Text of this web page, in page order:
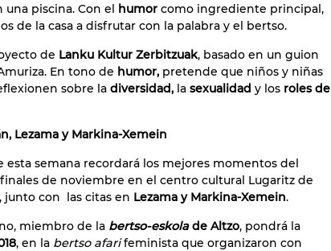
piscina. Con el humor como ingrediente principal,
de la casa a disfrutar con la palabra y el bertso.
de Lanku Kultur Zerbitzuak, basado en un guion
En tono de humor, pretende que niños y niñas
sobre la diversidad, la sexualidad y los roles de
Lezama y Markina-Xemein
esta semana recordará los mejores momentos del
de noviembre en el centro cultural Lugaritz de
, junto con las citas en Lezama y Markina-Xemein.
miembro de la bertso-eskolade Altzo, pondrá la
, en la bertso afarifeminista que organizaron con